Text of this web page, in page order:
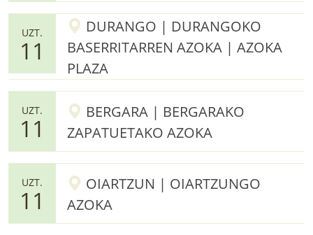
UZT.
11
DURANGO | DURANGOKO
BASERRITARREN AZOKA | AZOKA
PLAZA
UZT.
11
BERGARA | BERGARAKO
ZAPATUETAKO AZOKA
UZT.
11
OIARTZUN | OIARTZUNGO
AZOKA